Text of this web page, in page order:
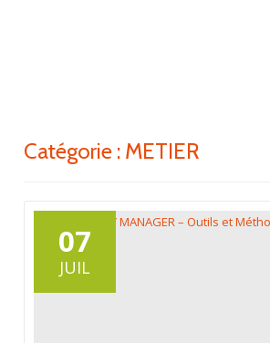
Catégorie : METIER
07
JUIL